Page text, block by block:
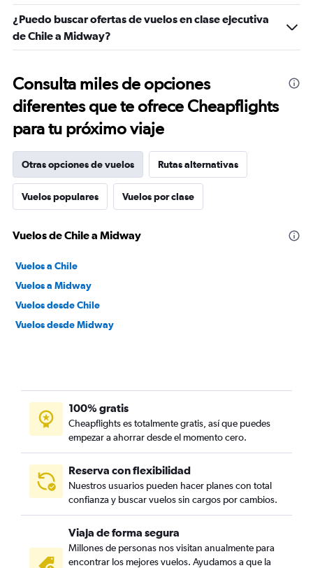
¿Puedo buscar ofertas de vuelos en clase ejecutiva
de Chile a Midway?
Consulta miles de opciones
diferentes que te ofrece Cheapflights
para tu próximo viaje
Otras opciones de vuelos Rutas alternativas
Vuelos populares Vuelos por clase
Vuelos de Chile a Midway
Vuelos a Chile
Vuelos a Midway
Vuelos desde Chile
Vuelos desde Midway
100% gratis
Cheapflights es totalmente gratis, así que puedes
empezar a ahorrar desde el momento cero.
Reserva con flexibilidad
Nuestros usuarios pueden hacer planes con total
confianza y buscar vuelos sin cargos por cambios.
Viaja de forma segura
Millones de personas nos visitan anualmente para
encontrar los mejores vuelos. Ayudamos a que la